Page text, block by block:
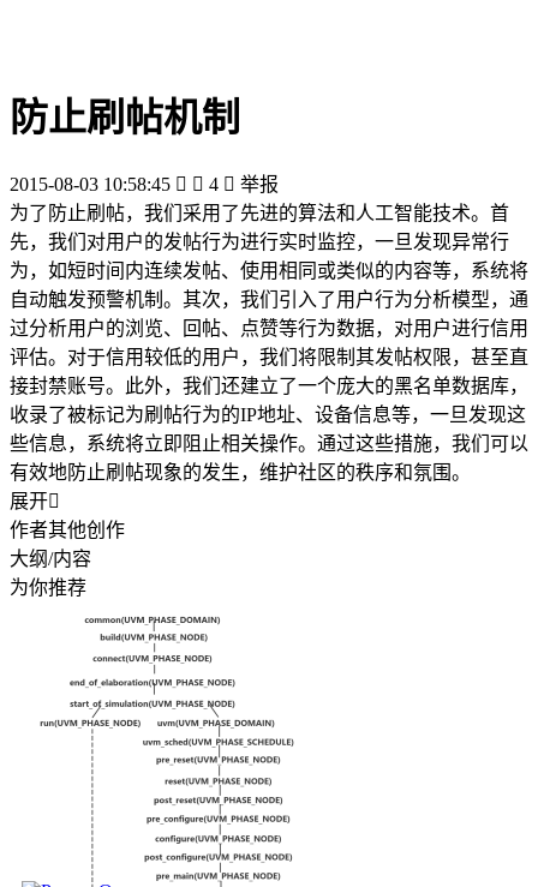
防止刷帖机制
2015-08-03 10:58:45   4  举报
为了防止刷帖，我们采用了先进的算法和人工智能技术。首
先，我们对用户的发帖行为进行实时监控，一旦发现异常行
为，如短时间内连续发帖、使用相同或类似的内容等，系统将
自动触发预警机制。其次，我们引入了用户行为分析模型，通
过分析用户的浏览、回帖、点赞等行为数据，对用户进行信用
评估。对于信用较低的用户，我们将限制其发帖权限，甚至直
接封禁账号。此外，我们还建立了一个庞大的黑名单数据库，
收录了被标记为刷帖行为的IP地址、设备信息等，一旦发现这
些信息，系统将立即阻止相关操作。通过这些措施，我们可以
有效地防止刷帖现象的发生，维护社区的秩序和氛围。
展开
作者其他创作
大纲/内容
为你推荐